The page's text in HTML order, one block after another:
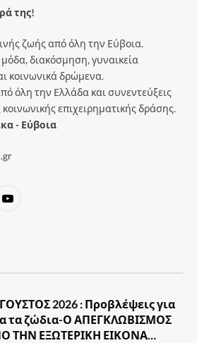
της!
ζωής από όλη την Εύβοια.
διακόσμηση, γυναικεία
κοινωνικά δρώμενα.
όλη την Ελλάδα και συνεντεύξεις
επιχειρηματικής δράσης.
- Εύβοια
YouTube
2026 : Προβλέψεις για
τα ζώδια-Ο ΑΠΕΓΚΛΩΒΙΣΜΟΣ
ΤΗΝ ΕΞΩΤΕΡΙΚΗ ΕΙΚΟΝΑ…